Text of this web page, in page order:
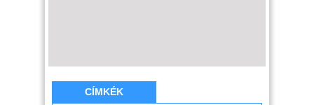
CÍMKÉK